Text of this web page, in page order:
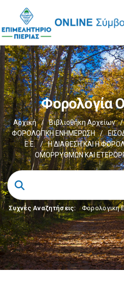
Φορολογία
Αρχική / Βιβλιοθήκη Αρχείων /
ΦΟΡΟΛΟΓΙΚΗ ΕΝΗΜΕΡΩΣΗ
/
Ε.Ε.
/
H ΔΙΑΘΕΣΗ ΚΑΙ Η
OΜΟΡΡΥΘΜΩΝ ΚΑΙ
Συχνές Αναζητήσεις: Φορολογικη